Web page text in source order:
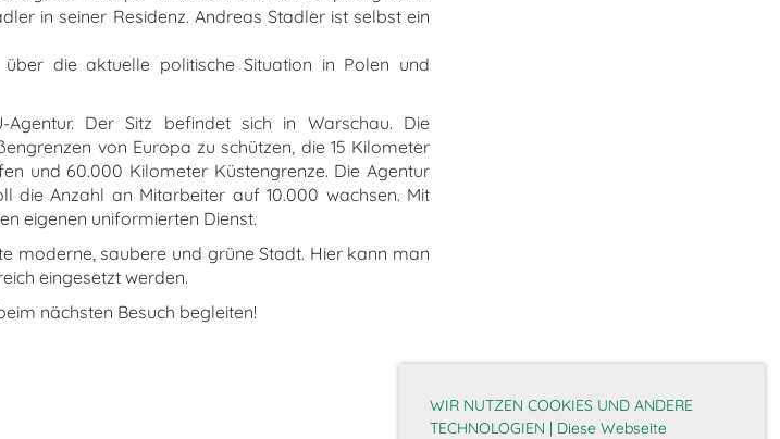
WIR NUTZEN COOKIES UND ANDERE
TECHNOLOGIEN | Diese Webseite
in seiner Residenz. Andreas Stadler ist selbst ein
die aktuelle politische Situation in Polen und
Der Sitz befindet sich in Warschau. Die
von Europa zu schützen, die 15 Kilometer
und 60.000 Kilometer Küstengrenze. Die Agentur
die Anzahl an Mitarbeiter auf 10.000 wachsen. Mit
eigenen uniformierten Dienst.
moderne, saubere und grüne Stadt. Hier kann man
eingesetzt werden.
nächsten Besuch begleiten!